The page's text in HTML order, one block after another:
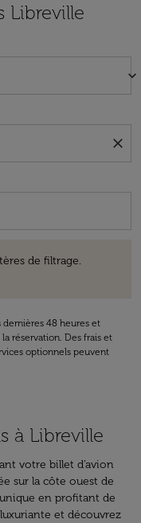
Libreville
keyboard_arrow_down
close
de filtrage.
dernières 48 heures et
réservation. Des frais et
optionnels peuvent
à Libreville
votre billet d’avion
sur la côte ouest de
en profitant de
et découvrez